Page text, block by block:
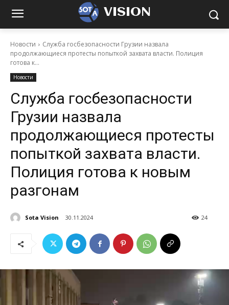
VISION
Новости
Служба госбезопасности Грузии назвала
продолжающиеся протесты попыткой захвата власти. Полиция
готова к...
Новости
Служба госбезопасности
Грузии назвала
продолжающиеся протесты
попыткой захвата власти.
Полиция готова к новым
разгонам
Sota Vision 30.11.2024 24